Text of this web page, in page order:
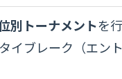
別トーナメントを
イブレーク（エン